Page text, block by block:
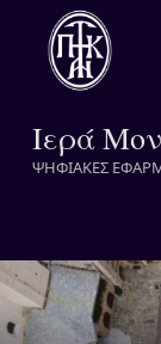
Ιερά
ΨΗΦΙΑΚΕΣ